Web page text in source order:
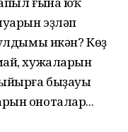
эҙләп
икән? Көҙ
хужаларын
быҙауы
оноталар...